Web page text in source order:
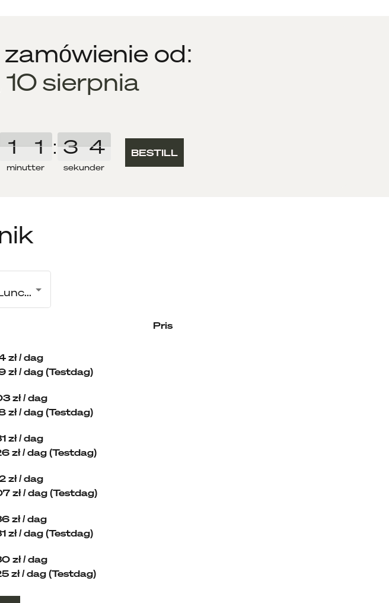
od:
10 sierpnia
minutter
1
1 1
1 :
sekunder
3
3 3
3 BESTILL
Śniadanie, Lunch dwudaniowy, Kolacja
Pris
zł / dag
zł / dag (Testdag)
zł / dag
zł / dag (Testdag)
zł / dag
zł / dag (Testdag)
zł / dag
zł / dag (Testdag)
zł / dag
zł / dag (Testdag)
zł / dag
zł / dag (Testdag)